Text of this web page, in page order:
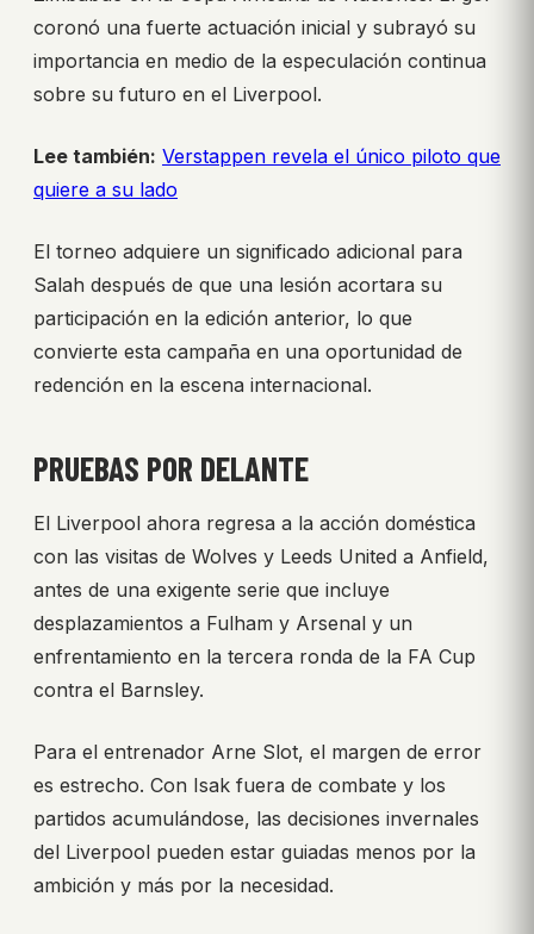
coronó una fuerte actuación inicial y subrayó su
importancia en medio de la especulación continua
sobre su futuro en el Liverpool.
Lee también: Verstappen revela el único piloto que
quiere a su lado
El torneo adquiere un significado adicional para
Salah después de que una lesión acortara su
participación en la edición anterior, lo que
convierte esta campaña en una oportunidad de
redención en la escena internacional.
PRUEBAS POR DELANTE
El Liverpool ahora regresa a la acción doméstica
con las visitas de Wolves y Leeds United a Anfield,
antes de una exigente serie que incluye
desplazamientos a Fulham y Arsenal y un
enfrentamiento en la tercera ronda de la FA Cup
contra el Barnsley.
Para el entrenador Arne Slot, el margen de error
es estrecho. Con Isak fuera de combate y los
partidos acumulándose, las decisiones invernales
del Liverpool pueden estar guiadas menos por la
ambición y más por la necesidad.